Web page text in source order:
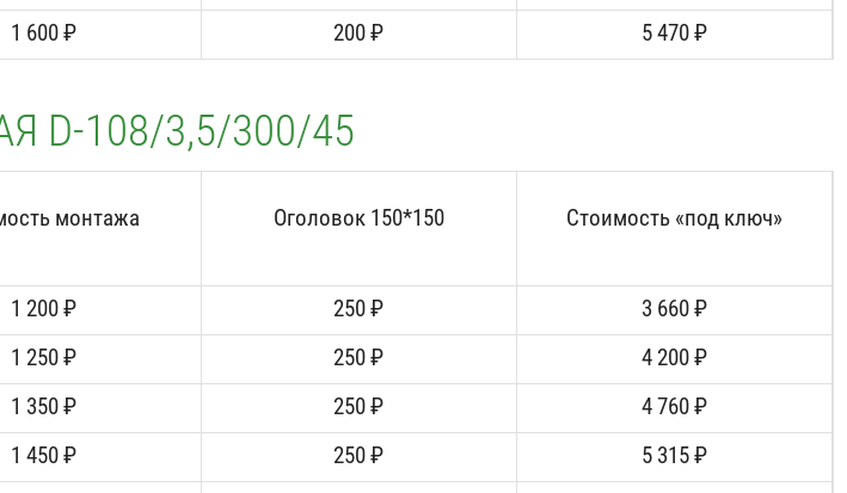
1 600 ₽ 200 ₽ 5 470 ₽
D-108/3,5/300/45
монтажа Оголовок 150*150 Стоимость «под ключ»
1 200 ₽ 250 ₽
3 660 ₽
1 250 ₽ 250 ₽
4 200 ₽
1 350 ₽ 250 ₽
4 760 ₽
1 450 ₽ 250 ₽
5 315 ₽